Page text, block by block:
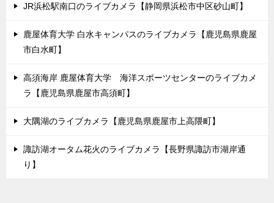
JR浜松駅南口のライブカメラ【静岡県浜松市中区砂山町】
鹿屋体育大学 白水キャンパスのライブカメラ【鹿児島県鹿屋
市白水町】
高須海岸 鹿屋体育大学 海洋スポーツセンターのライブカメ
ラ【鹿児島県鹿屋市高須町】
大隅湖のライブカメラ【鹿児島県鹿屋市上高隈町】
諏訪湖オータム花火のライブカメラ【長野県諏訪市湖岸通
り】